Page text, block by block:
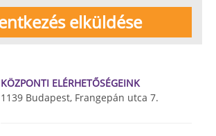
KÖZPONTI ELÉRHETŐSÉGEINK
1139 Budapest, Frangepán utca 7.